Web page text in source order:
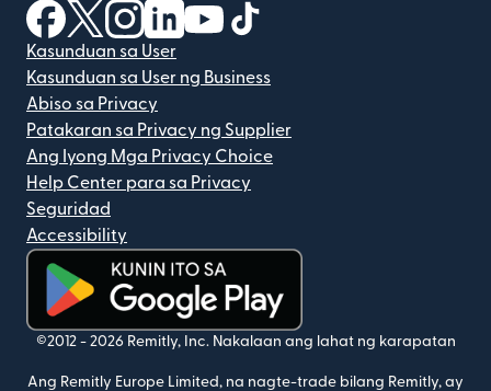
(bubukas sa bagong window)
(bubukas sa bagong window)
(bubukas sa bagong window)
(bubukas sa bagong window)
(bubukas sa bagong window)
Kasunduan sa User
Kasunduan sa User ng Business
Abiso sa Privacy
Patakaran sa Privacy ng Supplier
Ang Iyong Mga Privacy Choice
Help Center para sa Privacy
Seguridad
Accessibility
(bubukas sa bagong window)
©2012 - 2026 Remitly, Inc. Nakalaan ang lahat ng karapatan
Ang Remitly Europe Limited, na nagte-trade bilang Remitly, ay